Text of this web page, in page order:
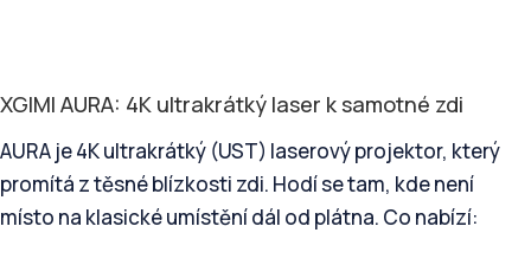
XGIMI AURA: 4K ultrakrátký laser k samotné zdi
AURA je 4K ultrakrátký (UST) laserový projektor, který
promítá z těsné blízkosti zdi. Hodí se tam, kde není
místo na klasické umístění dál od plátna. Co nabízí: